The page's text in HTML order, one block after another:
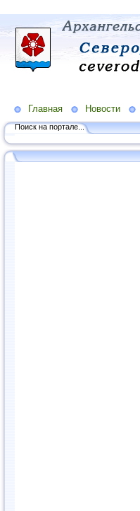
Главная Новости
Поиск на портале...